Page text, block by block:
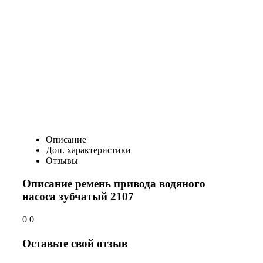
Описание
Доп. характеристики
Отзывы
Описание ремень привода водяного
насоса зубчатый 2107
0 0
Оставьте свой отзыв